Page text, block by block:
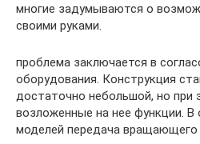
многие задумываются о
своими руками.
проблема заключается в
оборудования. Конструкция
достаточно небольшой, но при
возложенные на нее функции. В
моделей передача